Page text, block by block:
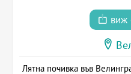
виж
Лятна почивка във